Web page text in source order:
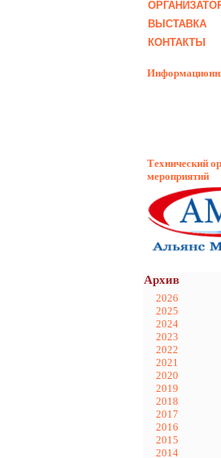
ВЫСТАВКА
КОНТАКТЫ
Технический
мероприятий
Архив
2026
2025
2024
2023
2022
2021
2020
2019
2018
2017
2016
2015
2014